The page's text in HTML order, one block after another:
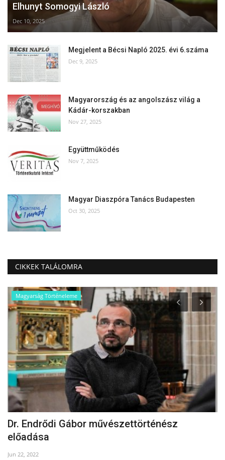
Elhunyt Somogyi László
Dec 10, 2025
Megjelent a Bécsi Napló 2025. évi 6.száma
Dec 9, 2025
Magyarország és az angolszász világ a
Kádár-korszakban
Nov 27, 2025
Együttműködés
Nov 7, 2025
Magyar Diaszpóra Tanács Budapesten
Oct 30, 2025
CIKKEK TALÁLOMRA
Magyarság Történeleme
Dr. Endrődi Gábor művészettörténész
előadása
Jun 22, 2022